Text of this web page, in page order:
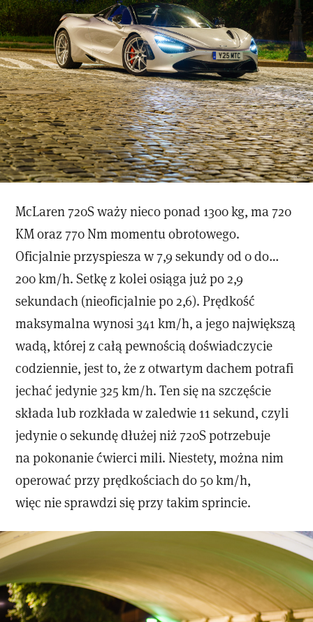
McLaren 720S waży nieco ponad 1300 kg, ma 720
KM oraz 770 Nm momentu obrotowego.
Oficjalnie przyspiesza w 7,9 sekundy od 0 do…
200 km/h. Setkę z kolei osiąga już po 2,9
sekundach (nieoficjalnie po 2,6). Prędkość
maksymalna wynosi 341 km/h, a jego największą
wadą, której z całą pewnością doświadczycie
codziennie, jest to, że z otwartym dachem potrafi
jechać jedynie 325 km/h. Ten się na szczęście
składa lub rozkłada w zaledwie 11 sekund, czyli
jedynie o sekundę dłużej niż 720S potrzebuje
na pokonanie ćwierci mili. Niestety, można nim
operować przy prędkościach do 50 km/h,
więc nie sprawdzi się przy takim sprincie.